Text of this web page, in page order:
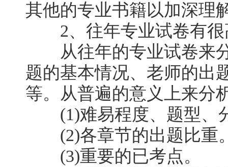
其他的专业书籍以加深理
2、往年专业试卷有很
从往年的专业试卷来分
题的基本情况、老师的出
等。从普遍的意义上来分
(1)难易程度、题型、
(2)各章节的出题比重
(3)重要的已考点。